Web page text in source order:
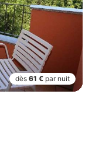
dès 61 € par nuit